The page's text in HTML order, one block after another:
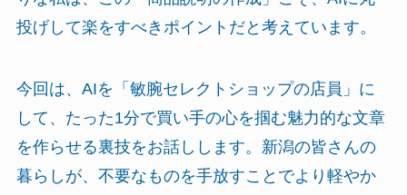
投げして楽をすべきポイントだと考えています。
今回は、AIを「敏腕セレクトショップの店員」に
して、たった1分で買い手の心を掴む魅力的な文章
を作らせる裏技をお話しします。新潟の皆さんの
暮らしが、不要なものを手放すことでより軽やか